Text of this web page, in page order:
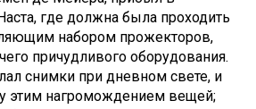
где должна была проходить
набором прожекторов,
причудливого оборудования.
снимки при дневном свете, и
этим нагромождением вещей;